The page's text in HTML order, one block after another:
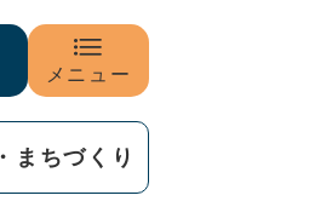
メニュー
まちづくり